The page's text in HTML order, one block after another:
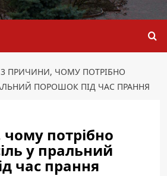
3 ПРИЧИНИ, ЧОМУ ПОТРІБНО
ПОРОШОК ПІД ЧАС ПРАННЯ
потрібно
у пральний
час прання